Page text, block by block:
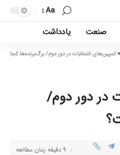
Aa
صنعت یادداشت
>کمپین‌های انتخابات در دور دوم/ برگ‌برنده‌ها
در دور دوم/
9 دقیقه زمان مطالعه